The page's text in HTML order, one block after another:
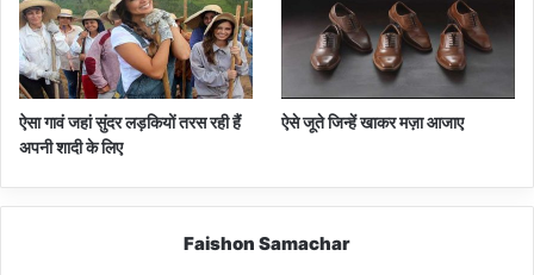
ऐसा गावं जहां सुंदर लड़कियों तरस रही हैं
अपनी शादी के लिए
ऐसे जूते जिन्हें खाकर मज़ा आजाए
Faishon Samachar